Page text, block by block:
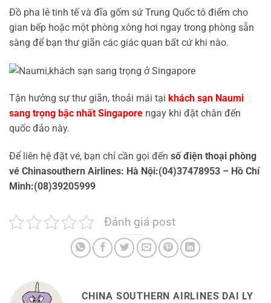
Đồ pha lê tinh tế và đĩa gốm sứ Trung Quốc tô điểm cho
gian bếp hoặc một phòng xông hơi ngay trong phòng sẵn
sàng để bạn thư giãn các giác quan bất cứ khi nào.
Tận hưởng sự thư giãn, thoải mái tại khách sạn Naumi
sang trọng bậc nhất Singapore ngay khi đặt chân đến
quốc đảo này.
Để liên hệ đặt vé, bạn chỉ cần gọi đến số điện thoại phòng
vé Chinasouthern Airlines: Hà Nội:(04)37478953 – Hồ Chí
Minh:(08)39205999
Đánh giá post
CHINA SOUTHERN AIRLINES DAI LY